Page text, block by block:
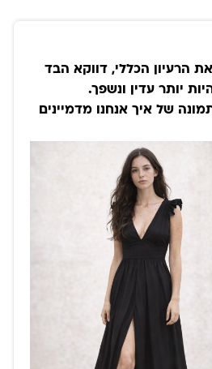
הרעיון הכללי, דווקא הבד
יותר עדין ונשפך.
של איך אנחנו מדמיינים